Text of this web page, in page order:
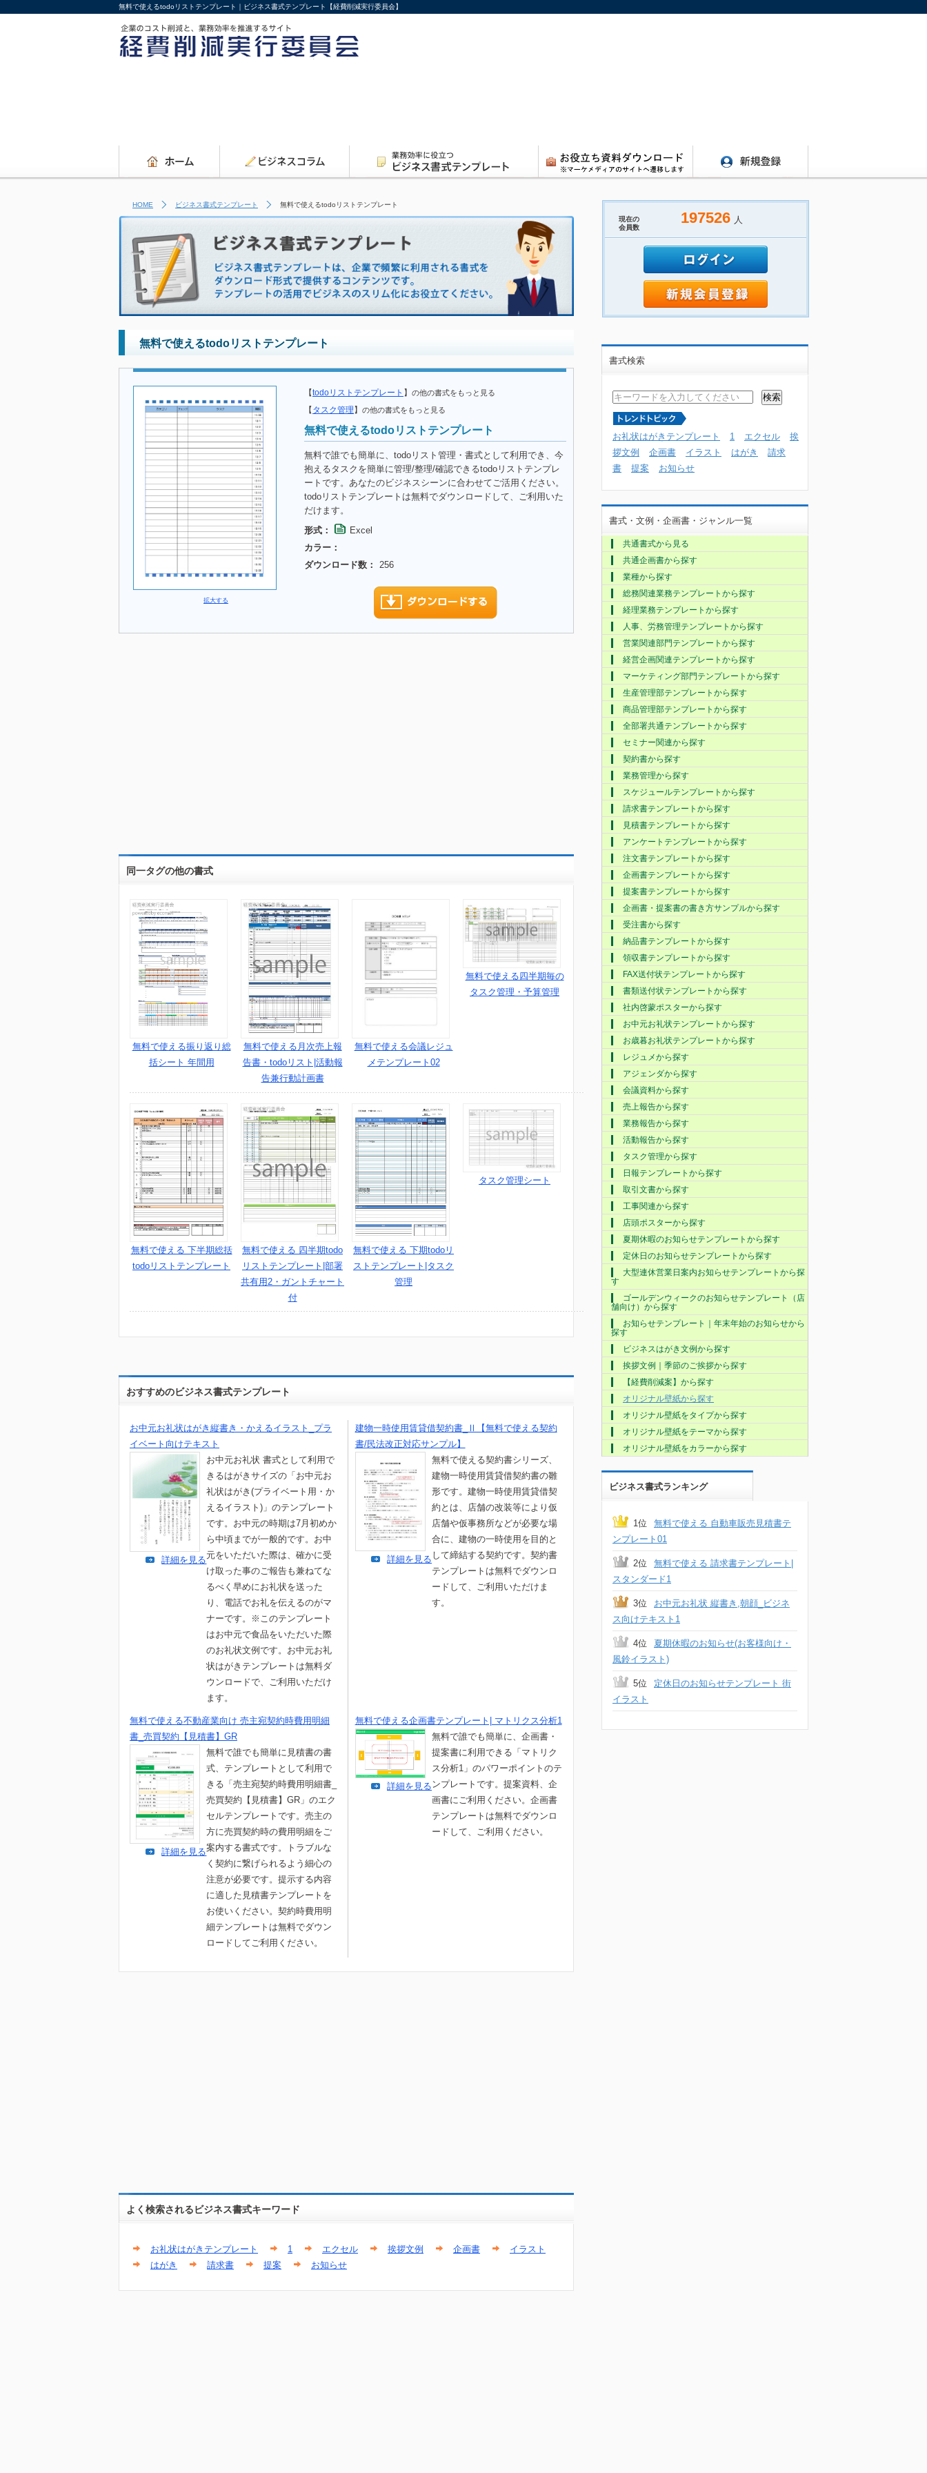
無料で使えるtodoリストテンプレート｜ビジネス書式テンプレート【経費削減実行委員会】
HOME ビジネス書式テンプレート 無料で使えるtodoリストテンプレート
無料で使えるtodoリストテンプレート
拡大する
【todoリストテンプレート 】 の他の書式をもっと見る
【タスク管理】 の他の書式をもっと見る
無料で使えるtodoリストテンプレート
無料で誰でも簡単に、todoリスト管理・書式として利用でき、今
抱えるタスクを簡単に管理/整理/確認できるtodoリストテンプレ
ートです。あなたのビジネスシーンに合わせてご活用ください。
todoリストテンプレートは無料でダウンロードして、ご利用いた
だけます。
形式：
Excel
カラー：
ダウンロード数：
256
同一タグの他の書式
無料で使える振り返り総
括シート 年間用
無料で使える月次売上報
告書・todoリスト|活動報
告兼行動計画書
無料で使える会議レジュ
メテンプレート02
無料で使える四半期毎の
タスク管理・予算管理
無料で使える 下半期総括
todoリストテンプレート
無料で使える 四半期todo
リストテンプレート|部署
共有用2・ガントチャート
付
無料で使える 下期todoリ
ストテンプレート|タスク
管理
タスク管理シート
おすすめのビジネス書式テンプレート
お中元お礼状はがき縦書き・かえるイラスト_プラ
イベート向けテキスト
お中元お礼状 書式として利用で
きるはがきサイズの「お中元お
礼状はがき(プライベート用・か
えるイラスト)」のテンプレート
です。お中元の時期は7月初めか
ら中頃までが一般的です。お中
元をいただいた際は、確かに受
け取った事のご報告も兼ねてな
るべく早めにお礼状を送った
り、電話でお礼を伝えるのがマ
ナーです。※このテンプレート
はお中元で食品をいただいた際
のお礼状文例です。お中元お礼
状はがきテンプレートは無料ダ
ウンロードで、ご利用いただけ
ます。
詳細を見る
建物一時使用賃貸借契約書_Ⅱ【無料で使える契約
書/民法改正対応サンプル】
無料で使える契約書シリーズ、
建物一時使用賃貸借契約書の雛
形です。建物一時使用賃貸借契
約とは、店舗の改装等により仮
店舗や仮事務所などが必要な場
合に、建物の一時使用を目的と
して締結する契約です。契約書
テンプレートは無料でダウンロ
ードして、ご利用いただけま
す。
詳細を見る
無料で使える不動産業向け 売主宛契約時費用明細
書_売買契約【見積書】GR
無料で誰でも簡単に見積書の書
式、テンプレートとして利用で
きる「売主宛契約時費用明細書_
売買契約【見積書】GR」のエク
セルテンプレートです。売主の
方に売買契約時の費用明細をご
案内する書式です。トラブルな
く契約に繋げられるよう細心の
注意が必要です。提示する内容
に適した見積書テンプレートを
お使いください。契約時費用明
細テンプレートは無料でダウン
ロードしてご利用ください。
詳細を見る
無料で使える企画書テンプレート| マトリクス分析1
無料で誰でも簡単に、企画書・
提案書に利用できる「マトリク
ス分析1」のパワーポイントのテ
ンプレートです。提案資料、企
画書にご利用ください。企画書
テンプレートは無料でダウンロ
ードして、ご利用ください。
詳細を見る
よく検索されるビジネス書式キーワード
お礼状はがきテンプレート 1 エクセル 挨拶文例 企画書
イラスト
はがき
請求書 提案 お知らせ
現在の
会員数
197526 人
書式検索
お礼状はがきテンプレート 1 エクセル
挨
拶文例
企画書 イラスト はがき
請求
書
提案 お知らせ
書式・文例・企画書・ジャンル一覧
共通書式から見る
共通企画書から探す
業種から探す
総務関連業務テンプレートから探す
経理業務テンプレートから探す
人事、労務管理テンプレートから探す
営業関連部門テンプレートから探す
経営企画関連テンプレートから探す
マーケティング部門テンプレートから探す
生産管理部テンプレートから探す
商品管理部テンプレートから探す
全部署共通テンプレートから探す
セミナー関連から探す
契約書から探す
業務管理から探す
スケジュールテンプレートから探す
請求書テンプレートから探す
見積書テンプレートから探す
アンケートテンプレートから探す
注文書テンプレートから探す
企画書テンプレートから探す
提案書テンプレートから探す
企画書・提案書の書き方サンプルから探す
受注書から探す
納品書テンプレートから探す
領収書テンプレートから探す
FAX送付状テンプレートから探す
書類送付状テンプレートから探す
社内啓蒙ポスターから探す
お中元お礼状テンプレートから探す
お歳暮お礼状テンプレートから探す
レジュメから探す
アジェンダから探す
会議資料から探す
売上報告から探す
業務報告から探す
活動報告から探す
タスク管理から探す
日報テンプレートから探す
取引文書から探す
工事関連から探す
店頭ポスターから探す
夏期休暇のお知らせテンプレートから探す
定休日のお知らせテンプレートから探す
大型連休営業日案内お知らせテンプレートから探
す
ゴールデンウィークのお知らせテンプレート（店
舗向け）から探す
お知らせテンプレート｜年末年始のお知らせから
探す
ビジネスはがき文例から探す
挨拶文例｜季節のご挨拶から探す
【経費削減案】から探す
オリジナル壁紙から探す
オリジナル壁紙をタイプから探す
オリジナル壁紙をテーマから探す
オリジナル壁紙をカラーから探す
ビジネス書式ランキング
1位
無料で使える 自動車販売見積書テ
ンプレート01
2位
無料で使える 請求書テンプレート|
スタンダード1
3位
お中元お礼状 縦書き,朝顔_ビジネ
ス向けテキスト1
4位
夏期休暇のお知らせ(お客様向け・
風鈴イラスト)
5位
定休日のお知らせテンプレート 街
イラスト